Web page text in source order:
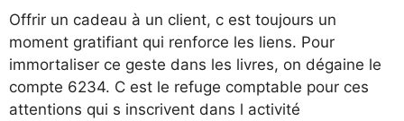
Offrir un cadeau à un client, c est toujours un
moment gratifiant qui renforce les liens. Pour
immortaliser ce geste dans les livres, on dégaine le
compte 6234. C est le refuge comptable pour ces
attentions qui s inscrivent dans l activité